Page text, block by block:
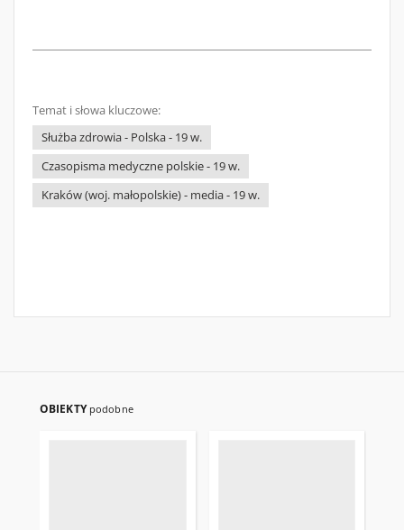
Temat i słowa kluczowe:
Służba zdrowia - Polska - 19 w.
Czasopisma medyczne polskie - 19 w.
Kraków (woj. małopolskie) - media - 19 w.
OBIEKTY podobne